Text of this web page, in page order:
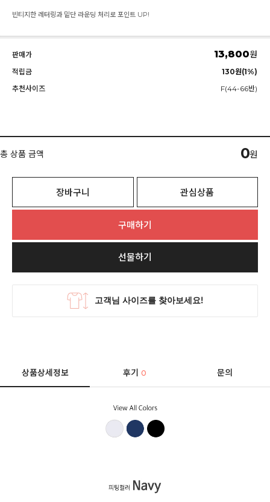
빈티지한 레터링과 밑단 라운딩 처리로 포인트 UP!
판매가 13,800원
적립금
130원(1%)
추천사이즈
F(44-66반)
총 상품 금액 0원
장바구니 관심상품
구매하기
선물하기
상품상세정보 후기0 문의